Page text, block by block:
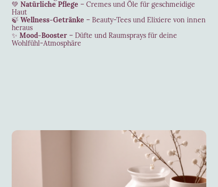
💚 Natürliche Pflege – Cremes und Öle für geschmeidige
Haut
🍃 Wellness-Getränke – Beauty-Tees und Elixiere von innen
heraus
✨ Mood-Booster – Düfte und Raumsprays für deine
Wohlfühl-Atmosphäre